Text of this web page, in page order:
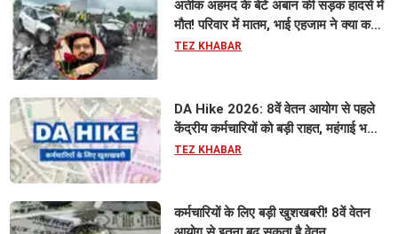
अतीक अहमद के बेटे अबान की सड़क हादसे में
मौत! परिवार में मातम, भाई एहजाम ने क्या कहा?
जानिए पूरा मामला
TEZ KHABAR
DA Hike 2026: 8वें वेतन आयोग से पहले
केंद्रीय कर्मचारियों को बड़ी राहत, महंगाई भत्ता
63% होने की संभावना
TEZ KHABAR
कर्मचारियों के लिए बड़ी खुशखबरी! 8वें वेतन